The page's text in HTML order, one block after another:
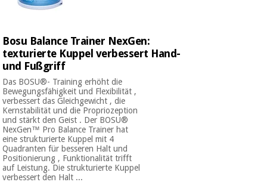
Bosu Balance Trainer NexGen:
texturierte Kuppel verbessert Hand-
und Fußgriff
Das BOSU®- Training erhöht die
Bewegungsfähigkeit und Flexibilität ,
verbessert das Gleichgewicht , die
Kernstabilität und die Propriozeption
und stärkt den Geist . Der BOSU®
NexGen™ Pro Balance Trainer hat
eine strukturierte Kuppel mit 4
Quadranten für besseren Halt und
Positionierung , Funktionalität trifft
auf Leistung. Die strukturierte Kuppel
verbessert den Halt ...